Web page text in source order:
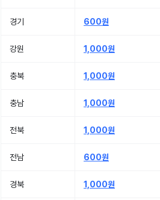
경기 600원
강원 1,000원
충북 1,000원
충남 1,000원
전북 1,000원
전남 600원
경북 1,000원